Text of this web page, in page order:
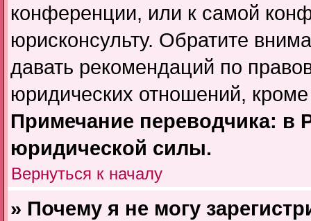
конференции, или к самой
юрисконсульту. Обратите
давать рекомендаций по
юридических отношений,
Примечание переводчика: в
юридической силы.
Вернуться к началу
» Почему я не могу